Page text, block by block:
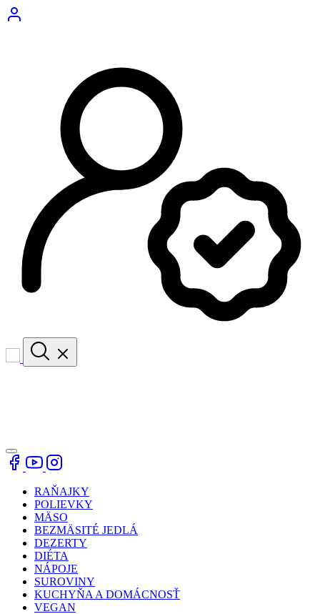
RAŇAJKY
POLIEVKY
MÄSO
BEZMÄSITÉ JEDLÁ
DEZERTY
DIÉTA
NÁPOJE
SUROVINY
KUCHYŇA A DOMÁCNOSŤ
VEGAN